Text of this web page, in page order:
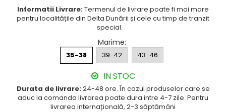
Drumetie
Informatii Livrare:Termenul de livrare poate fi mai mare
pentru localitățile din Delta Dunării și cele cu timp de tranzit
special.
Marime:
35-38 39-42 43-46
IN STOC
Durata de livrare:24-48 ore. În cazul produselor care se
aduc la comanda livrarea poate dura intre 4-7 zile. Pentru
livrarea internațională, 2-3 săptămâni